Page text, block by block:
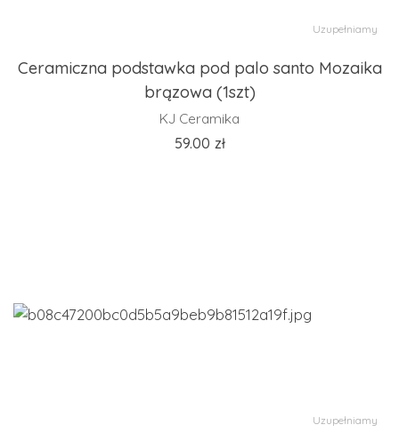
Uzupełniamy
Ceramiczna podstawka pod palo santo Mozaika
brązowa (1szt)
KJ Ceramika
59.00 zł
Uzupełniamy